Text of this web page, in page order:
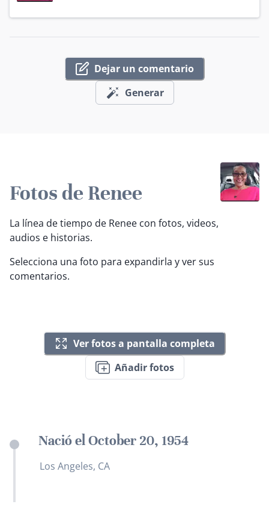
Dejar un comentario
Generar
Fotos de Renee
La línea de tiempo de Renee con fotos, videos,
audios e historias.
Selecciona una foto para expandirla y ver sus
comentarios.
Ver fotos a pantalla completa
Añadir fotos
Nació el October 20, 1954
Los Angeles, CA